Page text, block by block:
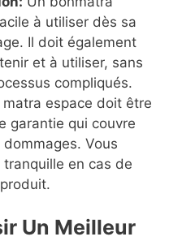
à utiliser dès sa
Il doit également
et à utiliser, sans
compliqués.
matra espace doit être
garantie qui couvre
Vous
tranquille en cas de
Un Meilleur